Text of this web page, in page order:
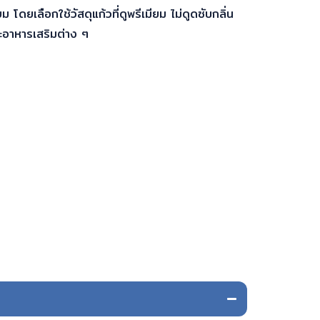
โดยเลือกใช้วัสดุแก้วที่ดูพรีเมียม ไม่ดูดซับกลิ่น
าหารเสริมต่าง ๆ